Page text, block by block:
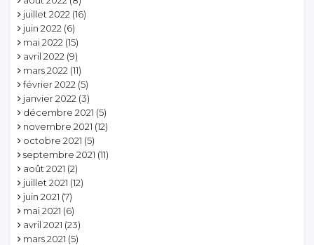
juillet 2022 (16)
juin 2022 (6)
mai 2022 (15)
avril 2022 (9)
mars 2022 (11)
février 2022 (5)
janvier 2022 (3)
décembre 2021 (5)
novembre 2021 (12)
octobre 2021 (5)
septembre 2021 (11)
août 2021 (2)
juillet 2021 (12)
juin 2021 (7)
mai 2021 (6)
avril 2021 (23)
mars 2021 (5)